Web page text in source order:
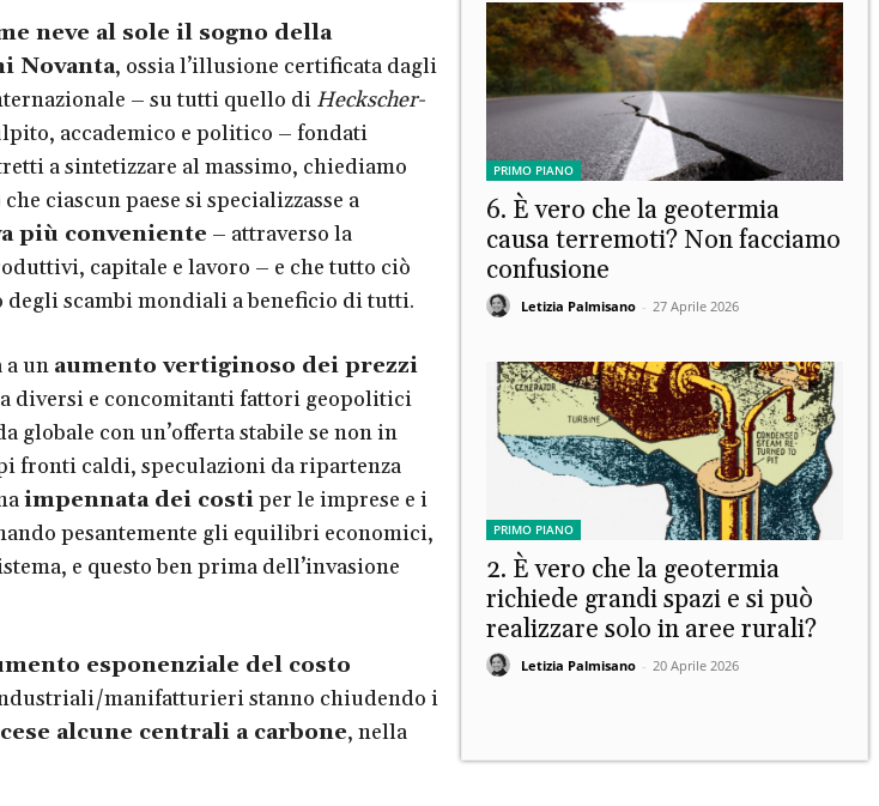
neve al sole il sogno della
Novanta, ossia l’illusione certificata dagli
– su tutti quello di Heckscher-
accademico e politico – fondati
a sintetizzare al massimo, chiediamo
che ciascun paese si specializzasse a
più conveniente – attraverso la
capitale e lavoro – e che tutto ciò
degli scambi mondiali a beneficio di tutti.
a un aumento vertiginoso dei prezzi
diversi e concomitanti fattori geopolitici
globale con un’offerta stabile se non in
fronti caldi, speculazioni da ripartenza
impennata dei costiper le imprese e i
pesantemente gli equilibri economici,
e questo ben prima dell’invasione
esponenziale del costo
manifatturieri stanno chiudendo i
alcune centrali a carbone, nella
PRIMO PIANO
6. È vero che la geotermia
causa terremoti? Non facciamo
confusione
Letizia Palmisano - 27 Aprile 2026
PRIMO PIANO
2. È vero che la geotermia
richiede grandi spazi e si può
realizzare solo in aree rurali?
Letizia Palmisano - 20 Aprile 2026